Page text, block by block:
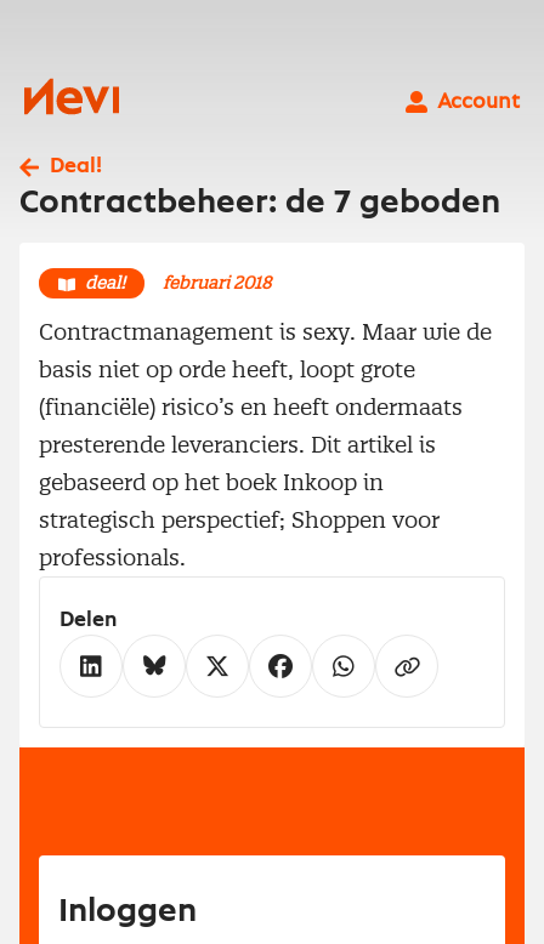
Nevi
Account
Deal!
Contractbeheer: de 7 geboden
deal! februari 2018
Contractmanagement is sexy. Maar wie de
basis niet op orde heeft, loopt grote
(financiële) risico’s en heeft ondermaats
presterende leveranciers. Dit artikel is
gebaseerd op het boek Inkoop in
strategisch perspectief; Shoppen voor
professionals.
Delen
Inloggen